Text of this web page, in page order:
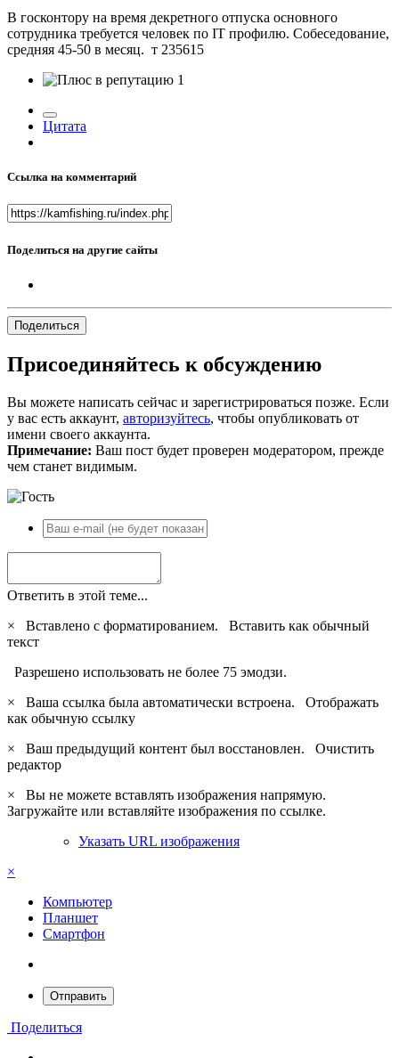
В госконтору на время декретного отпуска основного
сотрудника требуется человек по IT профилю. Собеседование,
средняя 45-50 в месяц. т 235615
1
Цитата
Ссылка на комментарий
Поделиться на другие сайты
Поделиться
Присоединяйтесь к обсуждению
Вы можете написать сейчас и зарегистрироваться позже. Если
у вас есть аккаунт, авторизуйтесь, чтобы опубликовать от
имени своего аккаунта.
Примечание: Ваш пост будет проверен модератором, прежде
чем станет видимым.
Ответить в этой теме...
×
Вставлено с форматированием. Вставить как обычный
текст
Разрешено использовать не более 75 эмодзи.
×
Ваша ссылка была автоматически встроена. Отображать
как обычную ссылку
×
Ваш предыдущий контент был восстановлен. Очистить
редактор
×
Вы не можете вставлять изображения напрямую.
Загружайте или вставляйте изображения по ссылке.
Указать URL изображения
×
Компьютер
Планшет
Смартфон
Отправить
Поделиться